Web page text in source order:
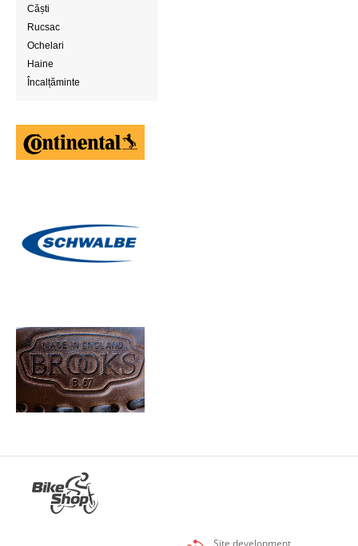
Căști
Rucsac
Ochelari
Haine
Încalțăminte
Site development